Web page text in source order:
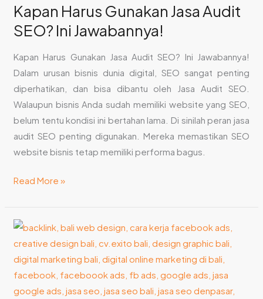
Kapan Harus Gunakan Jasa Audit
SEO? Ini Jawabannya!
Kapan Harus Gunakan Jasa Audit SEO? Ini Jawabannya!
Dalam urusan bisnis dunia digital, SEO sangat penting
diperhatikan, dan bisa dibantu oleh Jasa Audit SEO.
Walaupun bisnis Anda sudah memiliki website yang SEO,
belum tentu kondisi ini bertahan lama. Di sinilah peran jasa
audit SEO penting digunakan. Mereka memastikan SEO
website bisnis tetap memiliki performa bagus.
Read More »
Pentingnya
Pahami
Cara
kerja
Facebook